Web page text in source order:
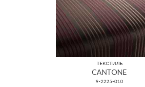
ТЕКСТИЛЬ
CANTONE
9-2225-010